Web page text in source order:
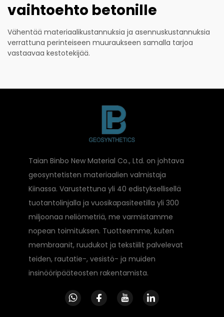
vaihtoehto betonille
Vähentää materiaalikustannuksia ja asennuskustannuksia
verrattuna perinteiseen muuraukseen samalla tarjoa
vastaavaa kestotekijää.
Taian Binbo New Material Co., Ltd. on johtava
geosyntetisten materiaalien valmistaja
Kiinassa. Varustettuna yli 40 edistyksellisellä
tuotantolinjalla ja vuosikapasiteetilla yli 300
miljoonaa neliömetriä, me varmistamme
nopean toimituksen. Tuotteemme, kuten
membraanit, ruudukot ja tekstiilit palvelevat
teiden, rautatie-, vesistö- ja muiden
insinööripääteosten rakentamista.